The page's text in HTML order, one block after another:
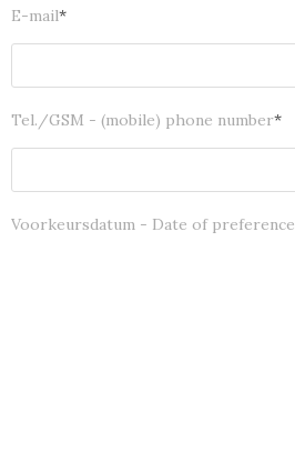
E-mail*
Tel./GSM - (mobile) phone number*
Voorkeursdatum - Date of preference